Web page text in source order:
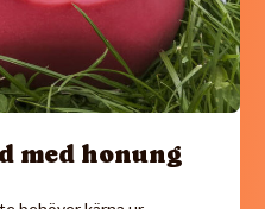
med honung